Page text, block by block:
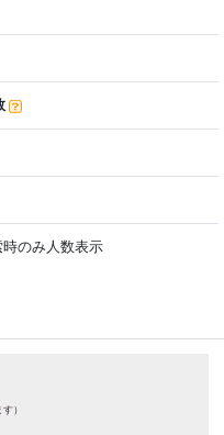
のみ人数表示
）